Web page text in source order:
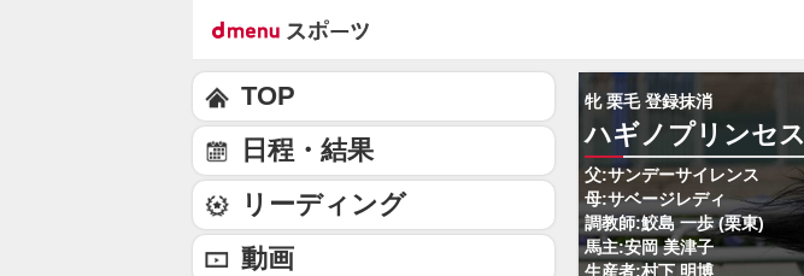
牝 栗毛 登録抹消
ハギノプリンセス
父:サンデーサイレンス
母:サベージレディ
調教師:鮫島 一歩 (栗東)
馬主:安岡 美津子
生産者:村下 明博
TOP
日程・結果
リーディング
動画